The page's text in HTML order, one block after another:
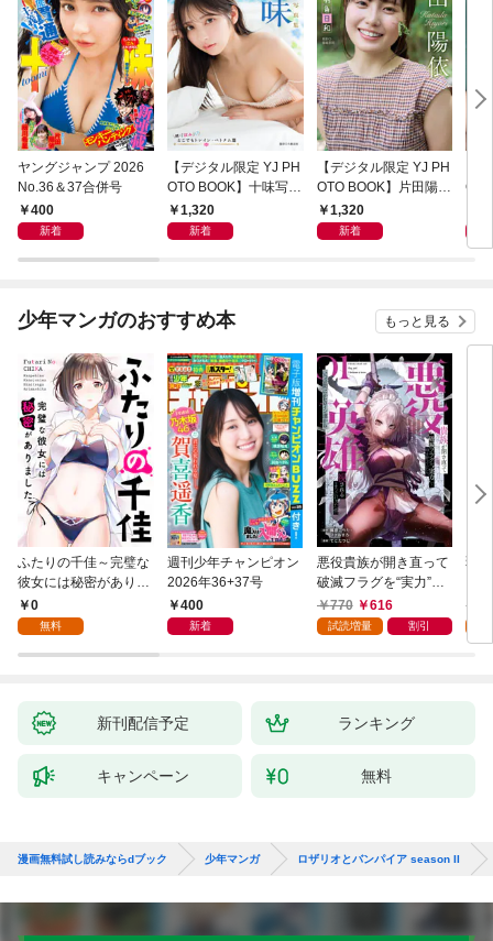
ヤングジャンプ 2026
No.36＆37合併号
400
新着
【デジタル限定 YJ PH
OTO BOOK】十味写真
集「続・『ぽみ』！？
どこでもトレイン・ベ
1,320
新着
【デジタル限定 YJ PH
OTO BOOK】片田陽依
写真集「羽色日和」
1,320
新着
リ」
少年マンガのおすすめ本 もっと見る
ふたりの千佳～完璧な
彼女には秘密がありま
した(1)
0
無料
週刊少年チャンピオン
2026年36+37号
400
新着
悪役貴族が開き直って
破滅フラグを“実力”で
叩き折っていたら、い
つの間にかヒロイン達
770 616
試読増量 割引
弱
新刊配信予定 ランキング
キャンペーン 無料
漫画無料試し読みならdブック 少年マンガ ロザリオとバンパイア season II